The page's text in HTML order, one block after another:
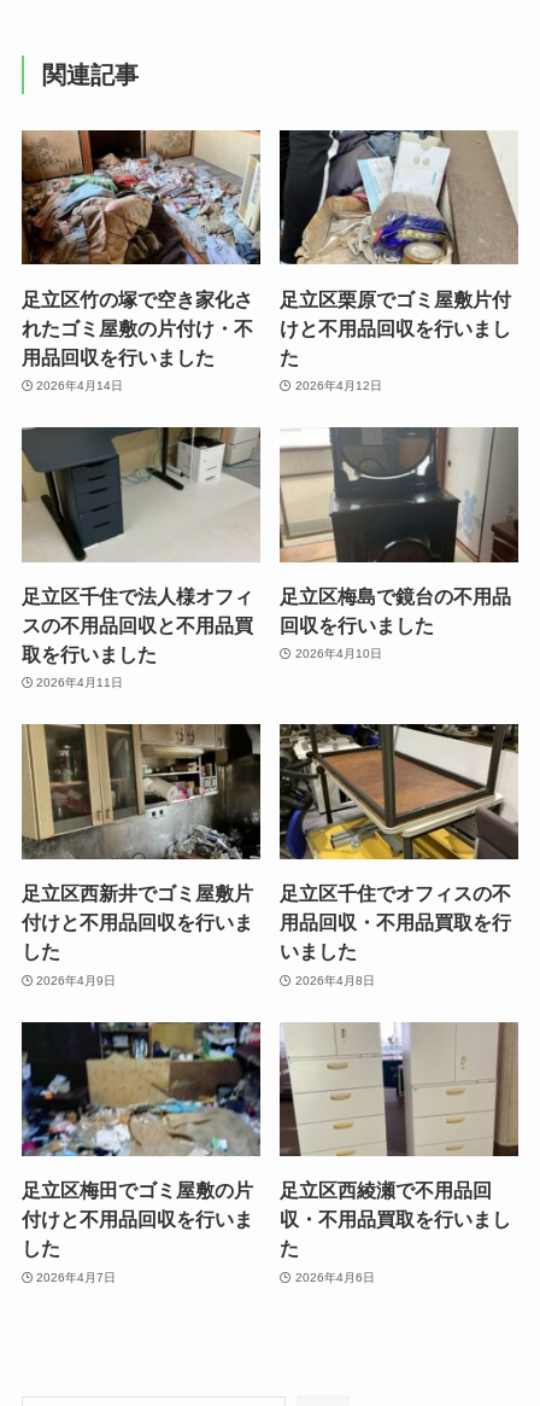
関連記事
足立区竹の塚で空き家化さ
れたゴミ屋敷の片付け・不
用品回収を行いました
2026年4月14日
足立区栗原でゴミ屋敷片付
けと不用品回収を行いまし
た
2026年4月12日
足立区千住で法人様オフィ
スの不用品回収と不用品買
取を行いました
2026年4月11日
足立区梅島で鏡台の不用品
回収を行いました
2026年4月10日
足立区西新井でゴミ屋敷片
付けと不用品回収を行いま
した
2026年4月9日
足立区千住でオフィスの不
用品回収・不用品買取を行
いました
2026年4月8日
足立区梅田でゴミ屋敷の片
付けと不用品回収を行いま
した
2026年4月7日
足立区西綾瀬で不用品回
収・不用品買取を行いまし
た
2026年4月6日